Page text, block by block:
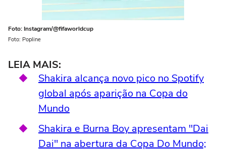
Foto: Instagram/@fifaworldcup
Foto: Popline
LEIA MAIS:
Shakira alcança novo pico no Spotify
global após aparição na Copa do
Mundo
Shakira e Burna Boy apresentam "Dai
Dai" na abertura da Copa Do Mundo;